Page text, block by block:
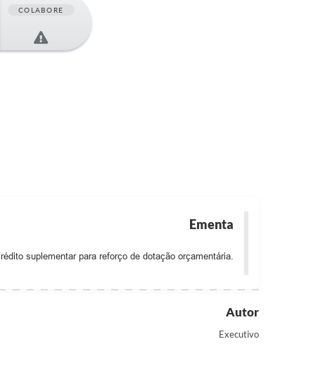
COLABORE
Ementa
suplementar para reforço de dotação orçamentária.
Autor
Executivo